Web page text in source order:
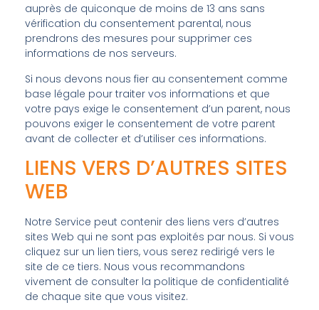
auprès de quiconque de moins de 13 ans sans
vérification du consentement parental, nous
prendrons des mesures pour supprimer ces
informations de nos serveurs.
Si nous devons nous fier au consentement comme
base légale pour traiter vos informations et que
votre pays exige le consentement d’un parent, nous
pouvons exiger le consentement de votre parent
avant de collecter et d’utiliser ces informations.
LIENS VERS D’AUTRES SITES
WEB
Notre Service peut contenir des liens vers d’autres
sites Web qui ne sont pas exploités par nous. Si vous
cliquez sur un lien tiers, vous serez redirigé vers le
site de ce tiers. Nous vous recommandons
vivement de consulter la politique de confidentialité
de chaque site que vous visitez.